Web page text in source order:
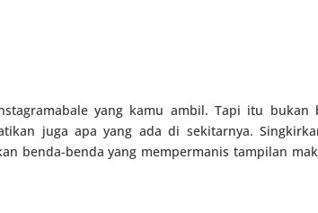
yang kamu ambil. Tapi itu
juga apa yang ada di sekitarnya.
benda-benda yang mempermanis tampilan